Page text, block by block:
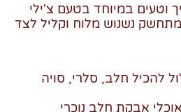
וטעים במיוחד בטעם צ'ילי
נשנוש מלוח וקליל לצד
להכיל חלב, סלרי, סויה
אבקת חלב נוכרי